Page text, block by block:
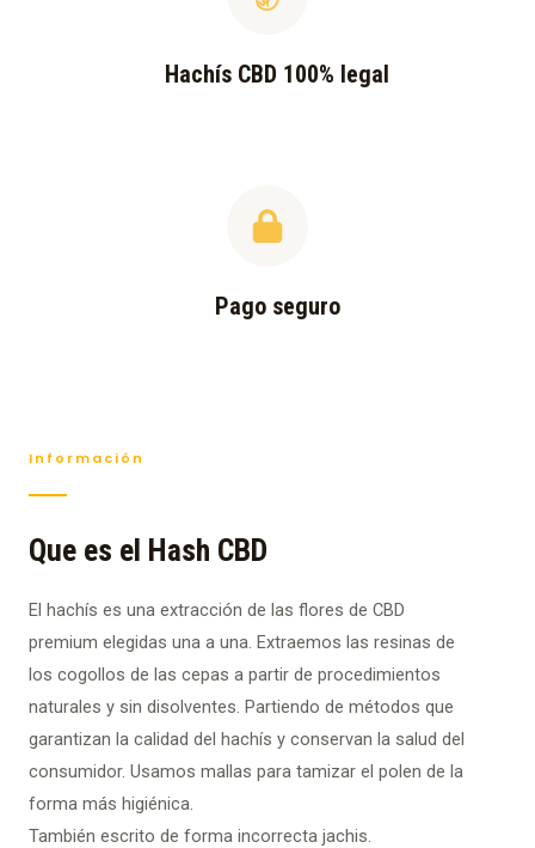
Hachís CBD 100% legal
Pago seguro
Información
Que es el Hash CBD
El hachís es una extracción de las flores de CBD
premium elegidas una a una. Extraemos las resinas de
los cogollos de las cepas a partir de procedimientos
naturales y sin disolventes. Partiendo de métodos que
garantizan la calidad del hachís y conservan la salud del
consumidor. Usamos mallas para tamizar el polen de la
forma más higiénica.
También escrito de forma incorrecta jachis.